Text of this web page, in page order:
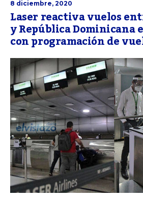
8 diciembre, 2020
Laser reactiva vuelos
y República Dominicana
con programación de